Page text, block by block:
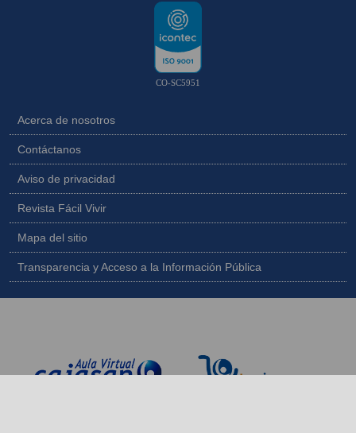
CO-SC5951
Acerca de nosotros
Contáctanos
Aviso de privacidad
Revista Fácil Vivir
Mapa del sitio
Transparencia y Acceso a la Información Pública